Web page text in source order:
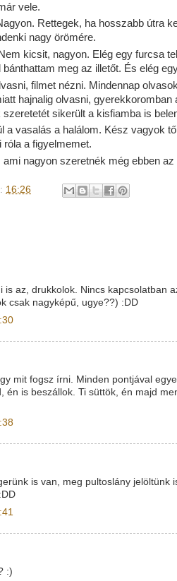
vele.
Rettegek, ha hosszabb útra
nagy örömére.
kicsit, nagyon. Elég egy furcsa
bánthattam meg az illetőt. És elég
filmet nézni. Mindennap
hajnalig olvasni,
sikerült a kisfiamba is
a vasalás a halálom. Kész vagyok
a figyelmemet.
nagyon szeretnék még ebben
16:26
is az, drukkolok. Nincs kapcsolatban
csak nagyképű, ugye??) :DD
mit fogsz írni. Minden pontjával
én is beszállok. Ti süttök, én majd
is van, meg pultoslány jelöltünk
:)